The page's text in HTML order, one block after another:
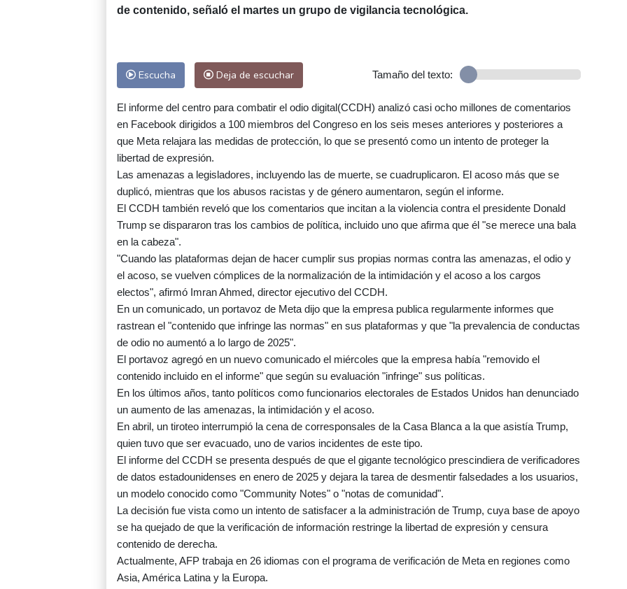
de contenido, señaló el martes un grupo de vigilancia tecnológica.
Escucha Deja de escuchar Tamaño del texto:
El informe del centro para combatir el odio digital(CCDH) analizó casi ocho millones de comentarios
en Facebook dirigidos a 100 miembros del Congreso en los seis meses anteriores y posteriores a
que Meta relajara las medidas de protección, lo que se presentó como un intento de proteger la
libertad de expresión.
Las amenazas a legisladores, incluyendo las de muerte, se cuadruplicaron. El acoso más que se
duplicó, mientras que los abusos racistas y de género aumentaron, según el informe.
El CCDH también reveló que los comentarios que incitan a la violencia contra el presidente Donald
Trump se dispararon tras los cambios de política, incluido uno que afirma que él "se merece una bala
en la cabeza".
"Cuando las plataformas dejan de hacer cumplir sus propias normas contra las amenazas, el odio y
el acoso, se vuelven cómplices de la normalización de la intimidación y el acoso a los cargos
electos", afirmó Imran Ahmed, director ejecutivo del CCDH.
En un comunicado, un portavoz de Meta dijo que la empresa publica regularmente informes que
rastrean el "contenido que infringe las normas" en sus plataformas y que "la prevalencia de conductas
de odio no aumentó a lo largo de 2025".
El portavoz agregó en un nuevo comunicado el miércoles que la empresa había "removido el
contenido incluido en el informe" que según su evaluación "infringe" sus políticas.
En los últimos años, tanto políticos como funcionarios electorales de Estados Unidos han denunciado
un aumento de las amenazas, la intimidación y el acoso.
En abril, un tiroteo interrumpió la cena de corresponsales de la Casa Blanca a la que asistía Trump,
quien tuvo que ser evacuado, uno de varios incidentes de este tipo.
El informe del CCDH se presenta después de que el gigante tecnológico prescindiera de verificadores
de datos estadounidenses en enero de 2025 y dejara la tarea de desmentir falsedades a los usuarios,
un modelo conocido como "Community Notes" o "notas de comunidad".
La decisión fue vista como un intento de satisfacer a la administración de Trump, cuya base de apoyo
se ha quejado de que la verificación de información restringe la libertad de expresión y censura
contenido de derecha.
Actualmente, AFP trabaja en 26 idiomas con el programa de verificación de Meta en regiones como
Asia, América Latina y la Europa.